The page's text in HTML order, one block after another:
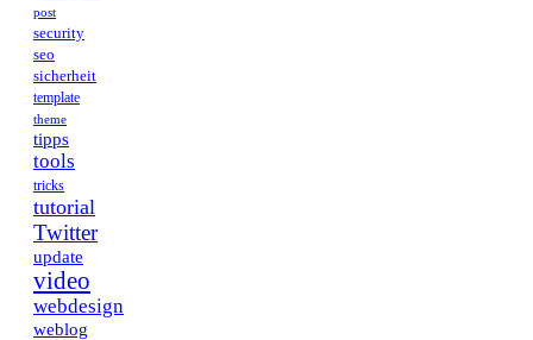
post
security
seo
sicherheit
template
theme
tipps
tools
tricks
tutorial
Twitter
update
video
webdesign
weblog